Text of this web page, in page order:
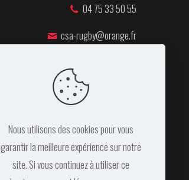
04 75 33 50 55
csa-rugby@orange.fr
07100 ANNONAY
Nous utilisons des cookies pour vous
garantir la meilleure expérience sur notre
site. Si vous continuez à utiliser ce